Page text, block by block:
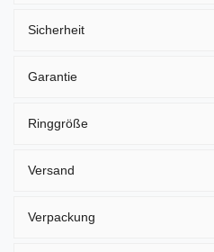
Sicherheit
Garantie
Ringgröße
Versand
Verpackung